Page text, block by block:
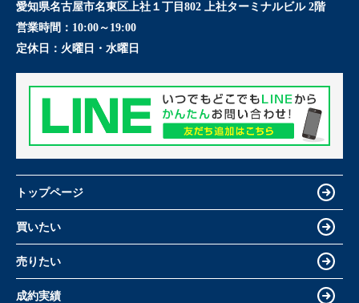
愛知県名古屋市名東区上社１丁目802 上社ターミナルビル 2階
営業時間： 10:00～19:00
定休日： 火曜日・水曜日
トップページ
買いたい
売りたい
成約実績